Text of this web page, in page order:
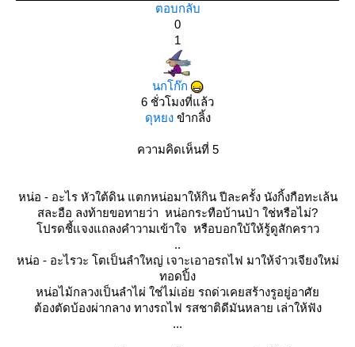
ตอบกลับ
0
1
นกโก๊ก
6 ชั่วโมงที่แล้ว
ดุหยงขำกลิ้ง
ความคิดเห็นที่ 5
หน่อ - อะไร หัวใต้ดิน แตกหน่อมาให้กิน ปีละครั้ง นังกิ้งกือทะเล้น
สละอือ ลงท้ายขอทายว่า หน่อกระทือบ้านป่า ใช่หรือไม่?
ปรดชี้แจงแถลงคำวามเข้าใจ หรือบอกใบ้ให้รู้ดูสักคราว
..
หน่อ - อะไรวะ โตเป็นลำใหญ่ เจาะเอาอรถไฟ มาให้จ๋าวเจียงใหม่
ทอดปิ้ง
หน่อไม้กลวงเป็นลำไผ่ ใช่ไม่เอ่ย รถด่วเคยสร้างรูอยู่อาศั
ต้องตัดบ้องผ่ากลาง ทางรถไฟ รสชาติดีมันหลาย เล่าให้ฟัง
...